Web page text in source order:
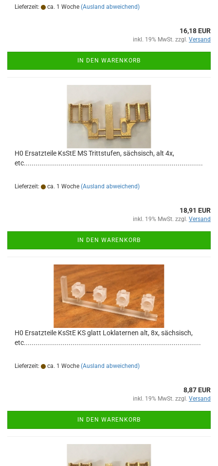
Lieferzeit: ca. 1 Woche (Ausland abweichend)
16,18 EUR
inkl. 19% MwSt. zzgl. Versand
IN DEN WARENKORB
H0 Ersatzteile KsStE MS Trittstufen, sächsisch, alt 4x,
etc............................................................................................
Lieferzeit: ca. 1 Woche (Ausland abweichend)
18,91 EUR
inkl. 19% MwSt. zzgl. Versand
IN DEN WARENKORB
H0 Ersatzteile KsStE KS glatt Loklaternen alt, 8x, sächsisch,
etc...........................................................................................
Lieferzeit: ca. 1 Woche (Ausland abweichend)
8,87 EUR
inkl. 19% MwSt. zzgl. Versand
IN DEN WARENKORB